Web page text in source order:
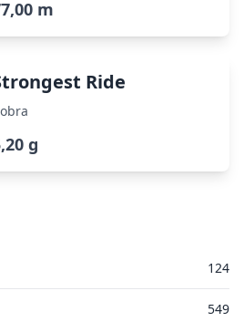
m
Ride
g
124
549